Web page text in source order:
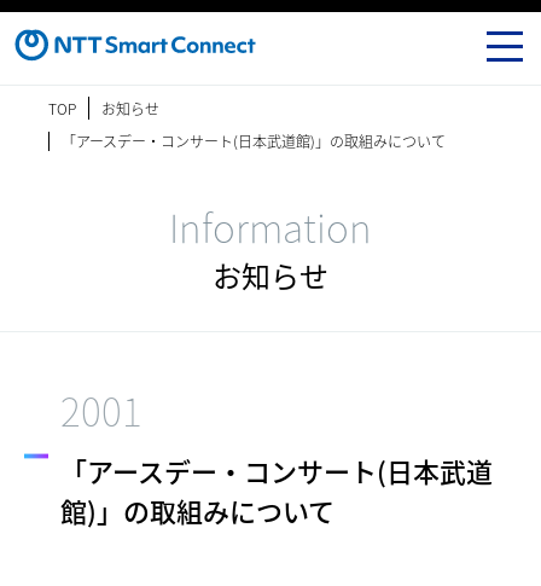
TOP
お知らせ
「アースデー・コンサート(日本武道館)」の取組みについて
Information
お知らせ
2001
「アースデー・コンサート(日本武道
館)」の取組みについて